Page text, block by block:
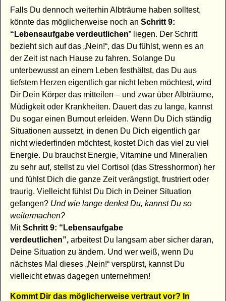
Falls Du dennoch weiterhin Albträume haben solltest,
könnte das möglicherweise noch an Schritt 9:
“Lebensaufgabe verdeutlichen” liegen. Der Schritt
bezieht sich auf das „Nein!“, das Du fühlst, wenn es an
der Zeit ist nach Hause zu fahren. Solange Du
unterbewusst an einem Leben festhältst, das Du aus
tiefstem Herzen eigentlich gar nicht leben möchtest, wird
Dir Dein Körper das mitteilen – und zwar über Albträume,
Müdigkeit oder Krankheiten. Dauert das zu lange, kannst
Du sogar einen Burnout erleiden. Wenn Du Dich ständig
Situationen aussetzt, in denen Du Dich eigentlich gar
nicht wiederfinden möchtest, kostet Dich das viel zu viel
Energie. Du brauchst Energie, Vitamine und Mineralien
zu sehr auf, stellst zu viel Cortisol (das Stresshormon) her
und fühlst Dich die ganze Zeit verängstigt, frustriert oder
traurig. Vielleicht fühlst Du Dich in Deiner Situation
gefangen? Und wie lange denkst Du, kannst Du so
weitermachen?
MitSchritt 9: “Lebensaufgabe
verdeutlichen”, arbeitest Du langsam aber sicher daran,
Deine Situation zu ändern. Und wer weiß, wenn Du
nächstes Mal dieses „Nein!“ verspürst, kannst Du
vielleicht etwas dagegen unternehmen!
Kommt Dir das möglicherweise vertraut vor? In